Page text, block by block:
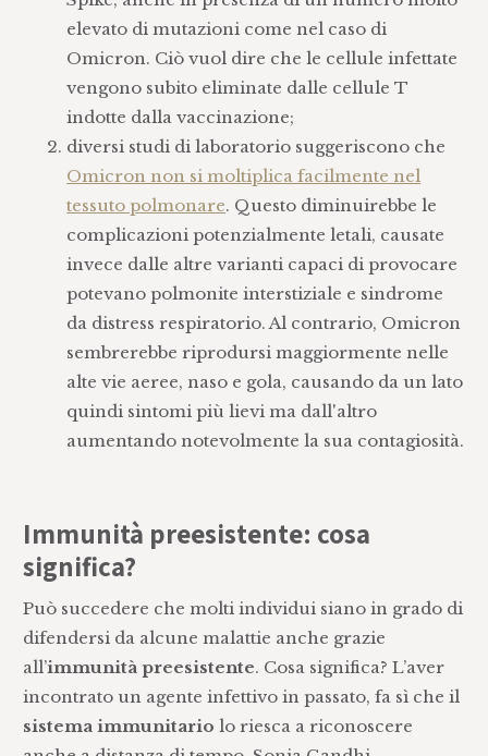
elevato di mutazioni come nel caso di
Omicron. Ciò vuol dire che le cellule infettate
vengono subito eliminate dalle cellule T
indotte dalla vaccinazione;
diversi studi di laboratorio suggeriscono che
Omicron non si moltiplica facilmente nel
tessuto polmonare. Questo diminuirebbe le
complicazioni potenzialmente letali, causate
invece dalle altre varianti capaci di provocare
potevano polmonite interstiziale e sindrome
da distress respiratorio. Al contrario, Omicron
sembrerebbe riprodursi maggiormente nelle
alte vie aeree, naso e gola, causando da un lato
quindi sintomi più lievi ma dall'altro
aumentando notevolmente la sua contagiosità.
Immunità preesistente: cosa
significa?
Può succedere che molti individui siano in grado di
difendersi da alcune malattie anche grazie
all’immunità preesistente. Cosa significa? L’aver
incontrato un agente infettivo in passato, fa sì che il
sistema immunitario lo riesca a riconoscere